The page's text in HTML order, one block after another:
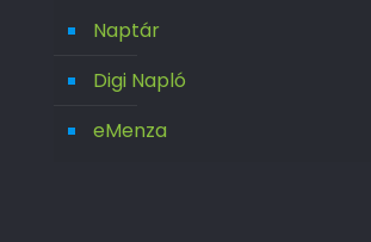
Naptár
Digi Napló
eMenza